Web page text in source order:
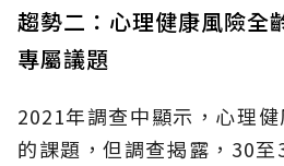
趨勢二：心理健康風險全
專屬議題
2021年調查中顯示，心理
的課題，但調查揭露，30